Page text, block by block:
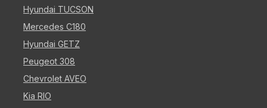
Hyundai TUCSON
Mercedes C180
Hyundai GETZ
Peugeot 308
Chevrolet AVEO
Kia RIO